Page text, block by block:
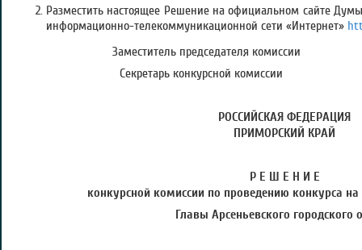
Разместить настоящее Решение на официальном сайте Думы
информационно-телекоммуникационной сети «Интернет»
Заместитель председателя
Секретарь конкурсной
РОССИЙСКАЯ ФЕДЕРАЦИЯ
ПРИМОРСКИЙ КРАЙ
Р Е Ш Е Н И Е
конкурсной комиссии по проведению конкурса на
Главы Арсеньевского городского